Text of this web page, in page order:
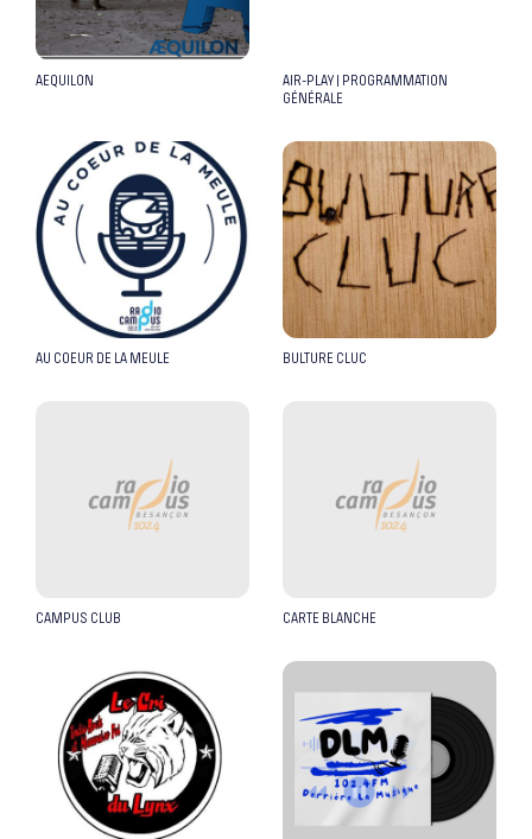
AEQUILON
AIR-PLAY | PROGRAMMATION
GÉNÉRALE
AU COEUR DE LA MEULE BULTURE CLUC
CAMPUS CLUB CARTE BLANCHE